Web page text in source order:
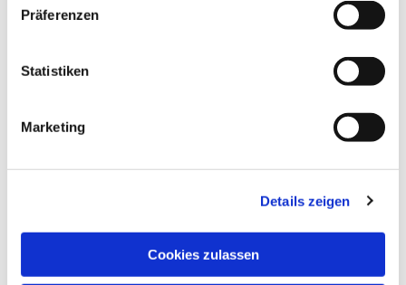
Präferenzen
Statistiken
Marketing
Details zeigen
Cookies zulassen